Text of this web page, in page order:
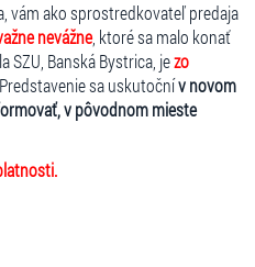
vám ako sprostredkovateľ predaja
nevážne, ktoré sa malo konať
SZU, Banská Bystrica, jezo
Predstavenie sa uskutočnív novom
v pôvodnom mieste